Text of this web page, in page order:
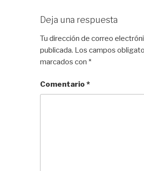
Deja una respuesta
Tu dirección de correo
publicada. Los campos
marcados con *
Comentario*